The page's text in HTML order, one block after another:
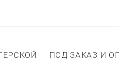
ПОД ЗАКАЗ И